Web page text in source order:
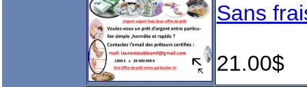
Sans
21.00$